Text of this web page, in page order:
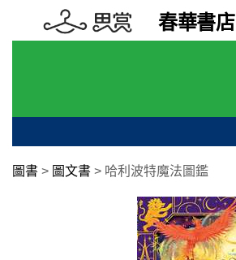
春華書店
圖書 > 圖文書 > 哈利波特魔法圖鑑